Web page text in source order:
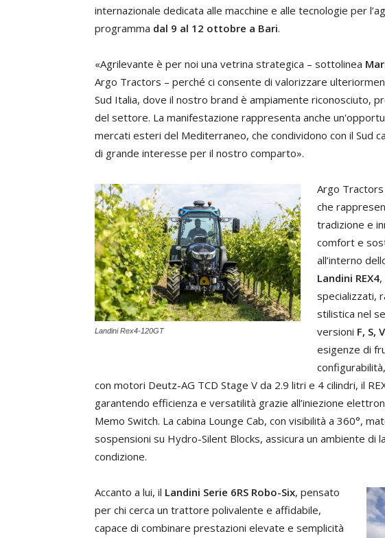
internazionale dedicata alle macchine e alle tecnologie per
programma dal 9 al 12 ottobre a Bari.
«Agrilevante è per noi una vetrina strategica – sottolinea
Argo Tractors – perché ci consente di valorizzare
Sud Italia, dove il nostro brand è ampiamente riconosciuto,
del settore. La manifestazione rappresenta anche
mercati esteri del Mediterraneo, che condividono con il Sud
di grande interesse per il nostro comparto».
Landini Rex4-120GT
Argo
che
tradizione e
comfort e
all’interno
Landini REX4
specializzati,
stilistica nel
versioni F, S,
esigenze di
con motori Deutz-AG TCD Stage V da 2.9 litri e 4 cilindri, il
garantendo efficienza e versatilità grazie all’iniezione
Memo Switch. La cabina Lounge Cab, con visibilità a 360°,
sospensioni su Hydro-Silent Blocks, assicura un ambiente di
condizione.
Accanto a lui, il Landini Serie 6RS Robo-Six, pensato
per chi cerca un trattore polivalente e affidabile,
capace di combinare prestazioni elevate e semplicità